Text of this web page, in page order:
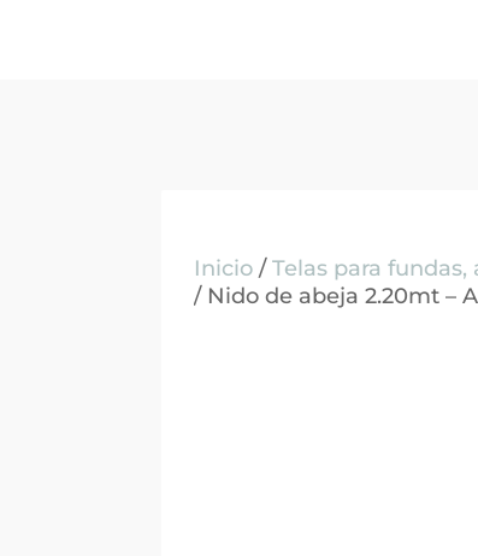
Inicio /Telas para
/ Nido de abeja 2.20mt –